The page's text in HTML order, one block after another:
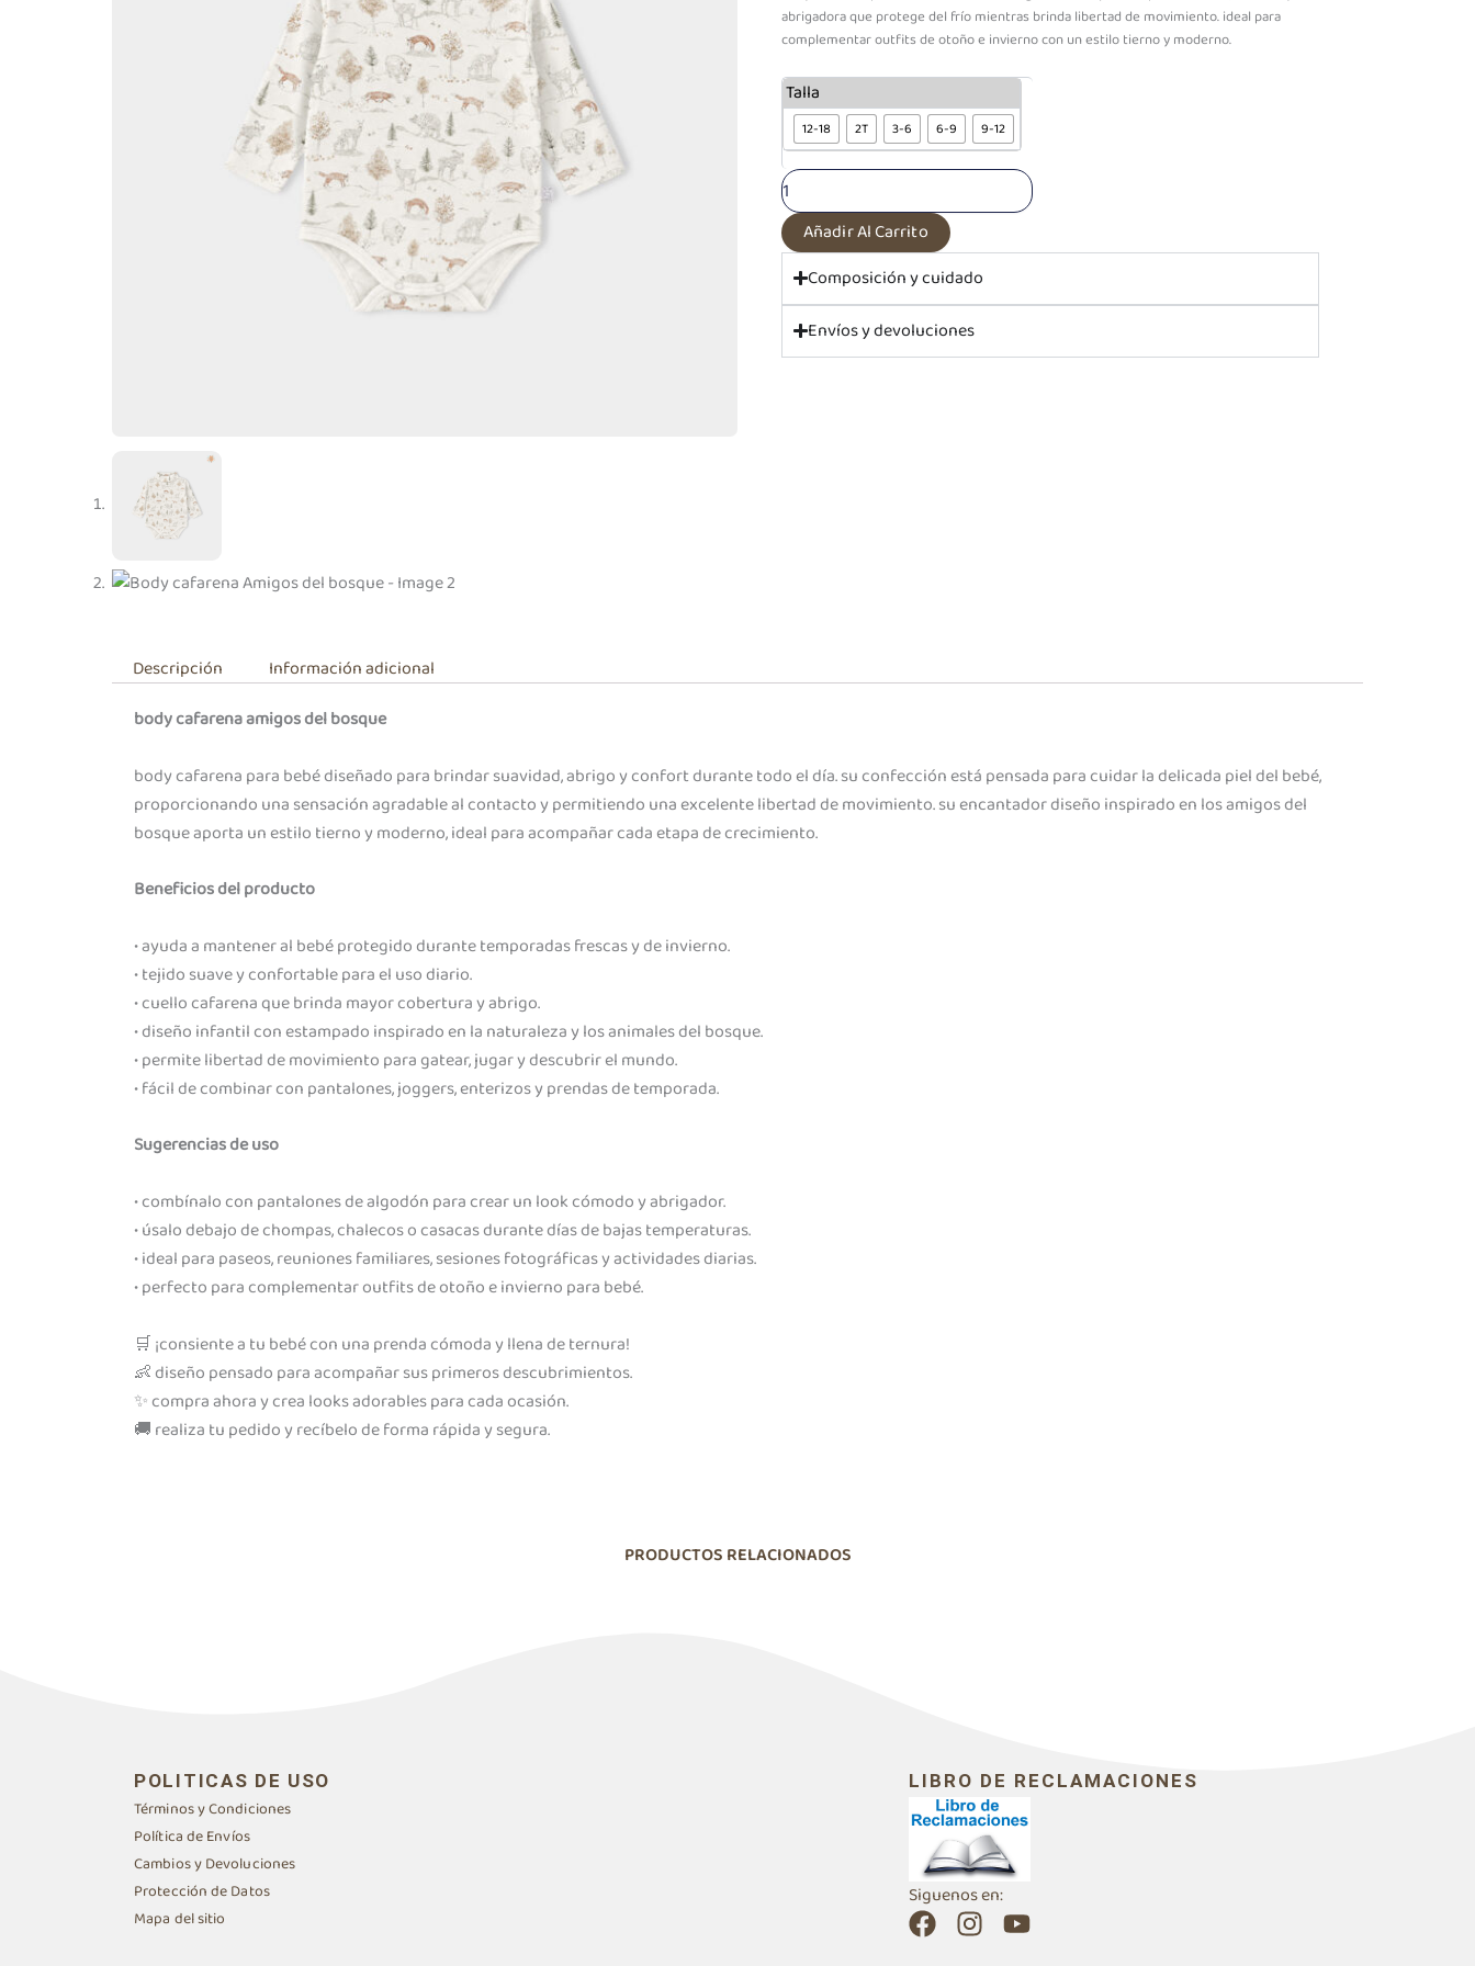
abrigadora que protege del frío mientras brinda libertad de movimiento. ideal para
complementar outfits de otoño e invierno con un estilo tierno y moderno.
Talla
12-18 2T 3-6 6-9 9-12
Body
cafarena
Amigos
del
bosque
cantidad
Añadir Al Carrito
Composición y cuidado
Envíos y devoluciones
Descripción
Información adicional
body cafarena amigos del bosque
body cafarena para bebé diseñado para brindar suavidad, abrigo y confort durante todo el día. su confección está pensada para cuidar la delicada piel del bebé,
proporcionando una sensación agradable al contacto y permitiendo una excelente libertad de movimiento. su encantador diseño inspirado en los amigos del
bosque aporta un estilo tierno y moderno, ideal para acompañar cada etapa de crecimiento.
Beneficios del producto
• ayuda a mantener al bebé protegido durante temporadas frescas y de invierno.
• tejido suave y confortable para el uso diario.
• cuello cafarena que brinda mayor cobertura y abrigo.
• diseño infantil con estampado inspirado en la naturaleza y los animales del bosque.
• permite libertad de movimiento para gatear, jugar y descubrir el mundo.
• fácil de combinar con pantalones, joggers, enterizos y prendas de temporada.
Sugerencias de uso
• combínalo con pantalones de algodón para crear un look cómodo y abrigador.
• úsalo debajo de chompas, chalecos o casacas durante días de bajas temperaturas.
• ideal para paseos, reuniones familiares, sesiones fotográficas y actividades diarias.
• perfecto para complementar outfits de otoño e invierno para bebé.
🛒 ¡consiente a tu bebé con una prenda cómoda y llena de ternura!
👶 diseño pensado para acompañar sus primeros descubrimientos.
✨ compra ahora y crea looks adorables para cada ocasión.
🚚 realiza tu pedido y recíbelo de forma rápida y segura.
PRODUCTOS RELACIONADOS
POLITICAS DE USO
Términos y Condiciones
Política de Envíos
Cambios y Devoluciones
Protección de Datos
Mapa del sitio
LIBRO DE RECLAMACIONES
Siguenos en:
F
a
I
n
Y